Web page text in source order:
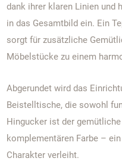
dank ihrer klaren Linien und
in das Gesamtbild ein. Ein
sorgt für zusätzliche
Möbelstücke zu einem
Abgerundet wird das
Beistelltische, die sowohl
Hingucker ist der
komplementären Farbe –
Charakter verleiht.